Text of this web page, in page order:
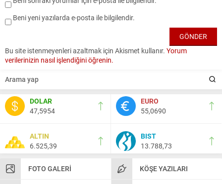
DOLAR
47,5954
EURO
55,0690
ALTIN
6.525,39
BIST
13.788,73
FOTO GALERI KÖŞE YAZILARI
Beni yeni yazılarda e-posta ile bilgilendir.
Bu site istenmeyenleri azaltmak için Akismet kullanır. Yorum
verilerinizin nasıl işlendiğini öğrenin.